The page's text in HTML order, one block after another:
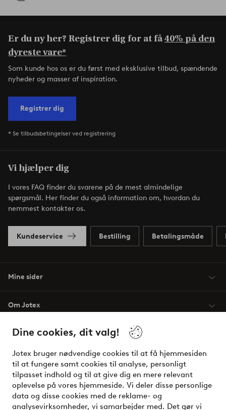
Dine cookies, dit valg!
Jotex bruger nødvendige cookies til at få hjemmesiden
til at fungere samt cookies til analyse, personligt
tilpasset indhold og til at give dig en mere relevant
oplevelse på vores hjemmeside. Vi deler disse personlige
data og disse cookies med de reklame- og
analysevirksomheder, vi samarbejder med. Det gør vi
Er du ny her? Registrer dig for at få40% på den
dyreste vare*
Som kunde hos os er du først med eksklusive tilbud, spændende
nyheder og masser af inspiration.
Registrer dig
* Se tilbudsbetingelser ved registrering
Vi hjælper dig
I vores FAQ finder du svarene på de mest almindelige
spørgsmål. Her finder du også information om, hvordan du
nemmest kontakter os.
Kundeservice Bestilling Betalingsmåde
Mine sider
Om Jotex
Vilkår
Venner
Sikre betalinger - betal nu eller del op